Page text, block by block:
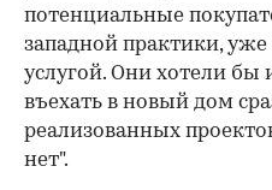
потенциальные
западной практики,
услугой. Они хотели бы
въехать в новый дом
реализованных
нет".